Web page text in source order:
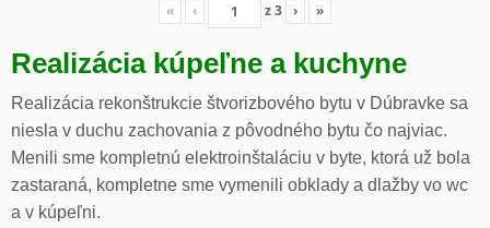
« ‹ z3 › »
Realizácia kúpeľne a kuchyne
Realizácia rekonštrukcie štvorizbového bytu v Dúbravke sa
niesla v duchu zachovania z pôvodného bytu čo najviac.
Menili sme kompletnú elektroinštaláciu v byte, ktorá už bola
zastaraná, kompletne sme vymenili obklady a dlažby vo wc
a v kúpeľni.